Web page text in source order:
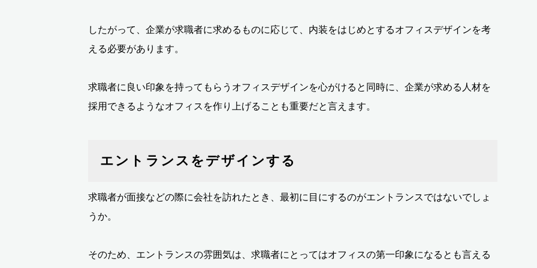
したがって、企業が求職者に求めるものに応じて、内装をはじめとするオフィスデザインを考
える必要があります。
求職者に良い印象を持ってもらうオフィスデザインを心がけると同時に、企業が求める人材を
採用できるようなオフィスを作り上げることも重要だと言えます。
エントランスをデザインする
求職者が面接などの際に会社を訪れたとき、最初に目にするのがエントランスではないでしょ
うか。
そのため、エントランスの雰囲気は、求職者にとってはオフィスの第一印象になるとも言える